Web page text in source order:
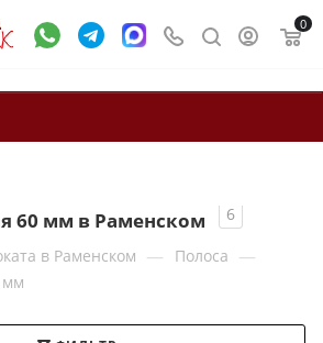
0
60 мм в Раменском
6
в Раменском — Полоса —
мм